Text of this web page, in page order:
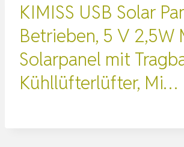
KIMISS USB Solar
Betrieben, 5 V 2,5W
Solarpanel mit
Kühllüfterlüfter, Mi…